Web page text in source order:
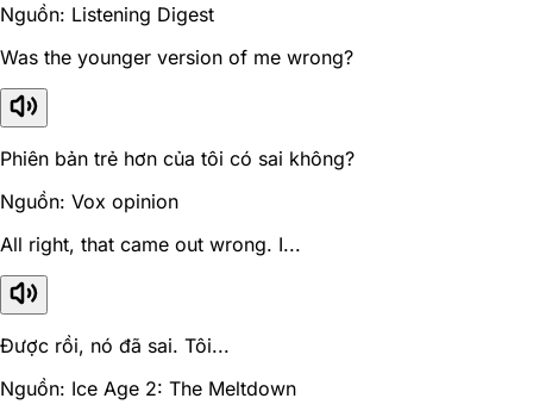
Nguồn: Listening Digest
Was the younger version of me wrong?
Phiên bản trẻ hơn của tôi có sai không?
Nguồn: Vox opinion
All right, that came out wrong. I...
Được rồi, nó đã sai. Tôi...
Nguồn: Ice Age 2: The Meltdown